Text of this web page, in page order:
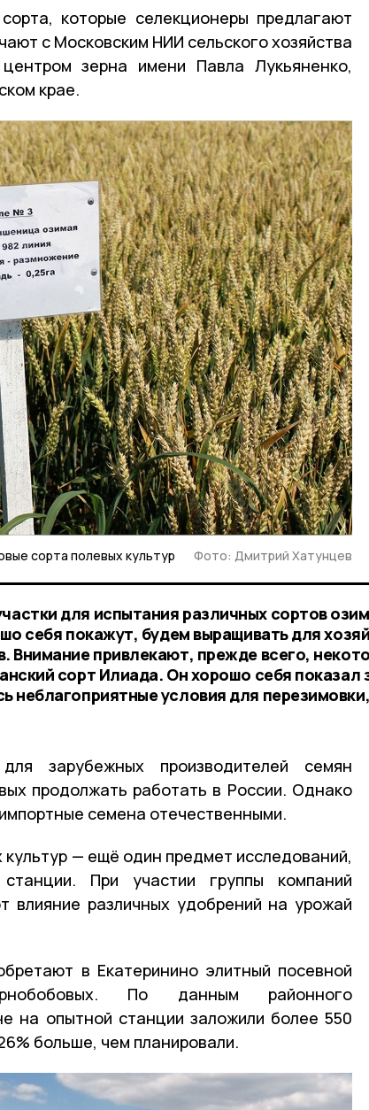
которые селекционеры предлагают
с Московским НИИ сельского хозяйства
зерна имени Павла Лукьяненко,
крае.
сорта полевых культур Фото: Дмитрий Хатунцев
для испытания различных сортов
себя покажут, будем выращивать для
Внимание привлекают, прежде всего,
сорт Илиада. Он хорошо себя показал
неблагоприятные условия для перезимовки,
зарубежных производителей семян
продолжать работать в России. Однако
семена отечественными.
— ещё один предмет исследований,
При участии группы компаний
влияние различных удобрений на урожай
в Екатеринино элитный посевной
По данным районного
на опытной станции заложили более 550
больше, чем планировали.